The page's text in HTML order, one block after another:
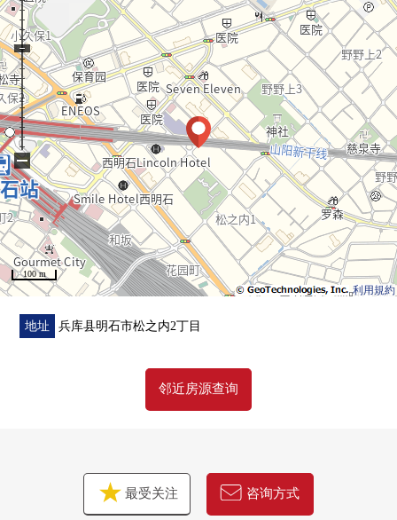
0依靠大阪煤气安全服务
引入遥控监视系统24小时
0有灰尘射手服务(垃圾回收服务)
利用規約
100 m
−
地址 兵库县明石市松之内2丁目
邻近房源查询
最受关注 咨询方式